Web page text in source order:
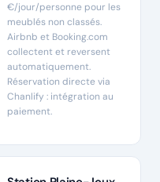
€/jour/personne pour les
meublés non classés.
Airbnb et Booking.com
collectent et reversent
automatiquement.
Réservation directe via
Chanlify : intégration au
paiement.